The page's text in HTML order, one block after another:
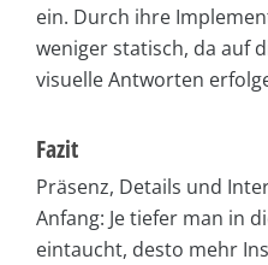
ein. Durch ihre
weniger statisch, da auf
visuelle Antworten
Fazit
Präsenz, Details und
Anfang: Je tiefer man in
eintaucht, desto mehr